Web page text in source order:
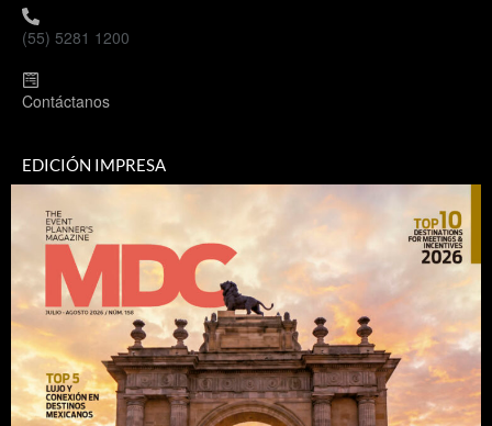
(55) 5281 1200
Contáctanos
EDICIÓN IMPRESA